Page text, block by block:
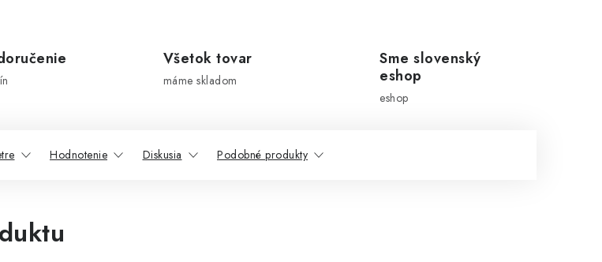
Všetok tovar
máme skladom
Sme slovenský
eshop
eshop
Hodnotenie Diskusia Podobné produkty